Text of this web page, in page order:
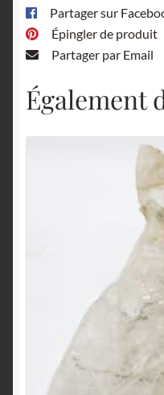
Partager sur
Épingler de produit
Partager par Email
Également